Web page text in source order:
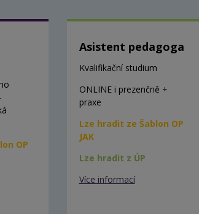
OP
Asistent pedagoga
Kvalifikační studium
ONLINE i prezenčně +
praxe
Lze hradit ze Šablon OP
JAK
Lze hradit z ÚP
Více informací